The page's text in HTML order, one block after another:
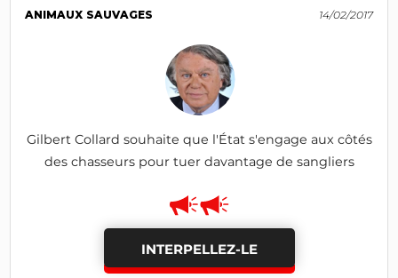
ANIMAUX SAUVAGES 14/02/2017
Gilbert Collard souhaite que l'État s'engage aux côtés
des chasseurs pour tuer davantage de sangliers
INTERPELLEZ-LE